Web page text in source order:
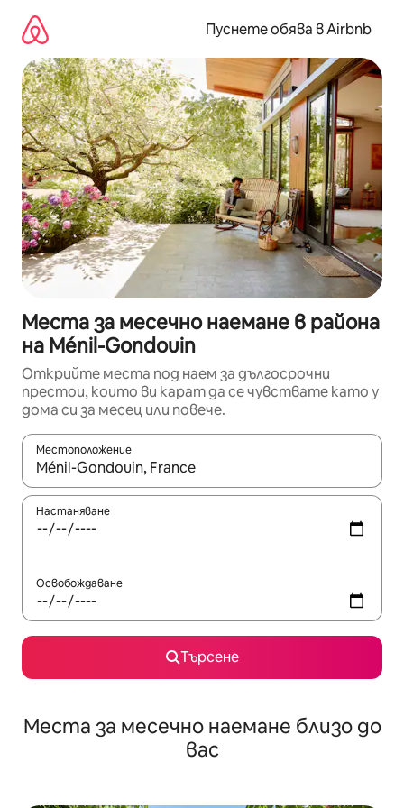
съдържанието
Пуснете обява в Airbnb
Места за месечно наемане в района
на Ménil-Gondouin
Открийте места под наем за дългосрочни
престои, които ви карат да се чувствате като у
дома си за месец или повече.
Местоположение
Когато резултатите се покажат, използвайте
Настаняване
Освобождаване
Търсене
Места за месечно наемане близо до
вас